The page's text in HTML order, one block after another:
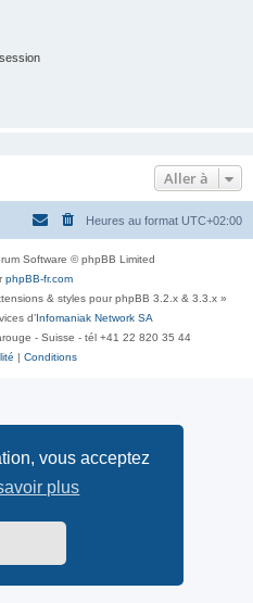
vous acceptez
plus
Aller à
Heures au format UTC+02:00
Software © phpBB Limited
phpBB-fr.com
& styles pour phpBB 3.2.x & 3.3.x »
d’ Infomaniak Network SA
- Suisse - tél +41 22 820 35 44
Conditions